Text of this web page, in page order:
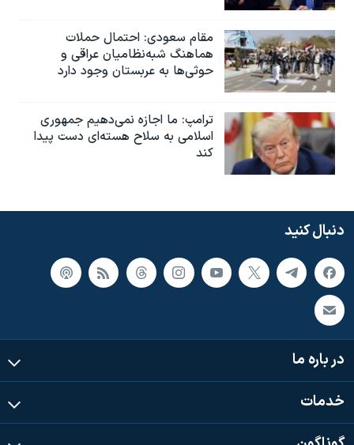
مقام سعودی: احتمال حملات
هماهنگ شبه‌نظامیان عراقی و
حوثی‌ها به عربستان وجود دارد
ترامپ: ما اجازه نمی‌دهیم جمهوری
اسلامی به سلاح هسته‌ای دست پیدا
کند
دنبال کنید
در باره ما
خدمات